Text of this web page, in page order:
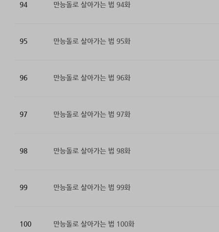
94 만능돌로 살아가는 법 94화
95 만능돌로 살아가는 법 95화
96 만능돌로 살아가는 법 96화
97 만능돌로 살아가는 법 97화
98 만능돌로 살아가는 법 98화
99 만능돌로 살아가는 법 99화
100 만능돌로 살아가는 법 100화